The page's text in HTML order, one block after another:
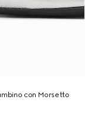
con Morsetto